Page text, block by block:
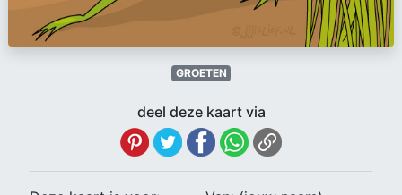
GROETEN
deel deze kaart via